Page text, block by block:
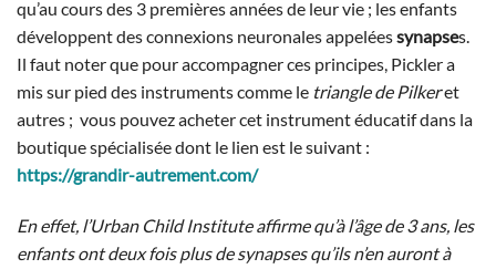
qu’au cours des 3 premières années de leur vie ; les enfants
développent des connexions neuronales appeléessynapses.
Il faut noter que pour accompagner ces principes, Pickler a
mis sur pied des instruments comme le triangle de Pilkeret
autres ; vous pouvez acheter cet instrument éducatif dans la
boutique spécialisée dont le lien est le suivant :
https://grandir-autrement.com/
En effet, l’Urban Child Institute affirme qu’à l’âge de 3 ans, les
enfants ont deux fois plus de synapses qu’ils n’en auront à